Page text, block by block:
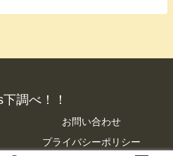
調べ！！
お問い合わせ
プライバシーポリシー